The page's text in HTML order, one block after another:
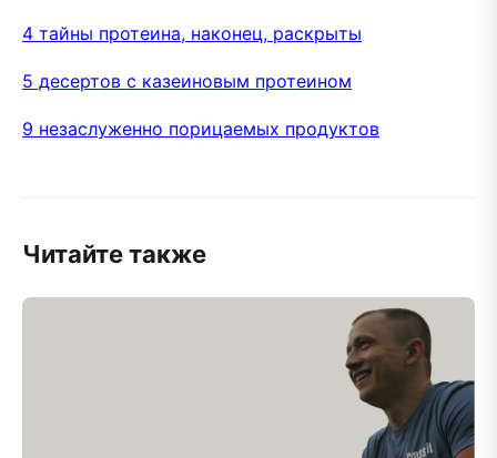
4 тайны протеина, наконец, раскрыты
5 десертов с казеиновым протеином
9 незаслуженно порицаемых продуктов
Читайте также